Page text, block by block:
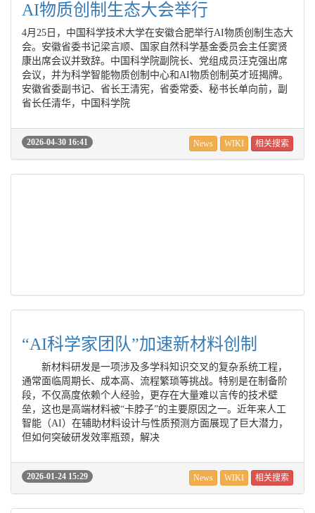
AI物质创制生态大会举行
4月25日，中国科学技术大学在安徽合肥举行AI物质创制生态大
会。安徽省委书记梁言顺、国家自然科学基金委员会主任窦贤
康出席会议并致辞。中国科学院副院长、党组成员汪克强出席
会议，并为科学智能物质创制中心和AI物质创制英才班揭牌。
安徽省委副书记、省长王清宪，省委常委、秘书长单向前，副
省长任清华，中国科学院
2026-04-30 16:41 News WIKI 相关搜索
“AI科学家团队”加速新材料创制
新材料研发是一项涉及多学科知识交叉的复杂系统工程，
通常面临周期长、成本高、流程繁琐等挑战。特别是在制备阶
段，不仅高度依赖个人经验，更存在大量难以言传的技术壁
垒，这也是高端材料被“卡脖子”的主要原因之一。近年来人工
智能（AI）在辅助材料设计与性质预测方面展现了巨大潜力，
但如何突破研发效率瓶颈，解决
2026-01-24 15:29 News WIKI 相关搜索